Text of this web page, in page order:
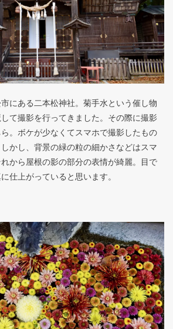
にある二本松神社。菊手水という催し物
て撮影を行ってきました。その際に撮影
。ボケが少なくてスマホで撮影したもの
かし、背景の緑の粒の細かさなどはスマ
から屋根の影の部分の表情が綺麗。目で
仕上がっていると思います。